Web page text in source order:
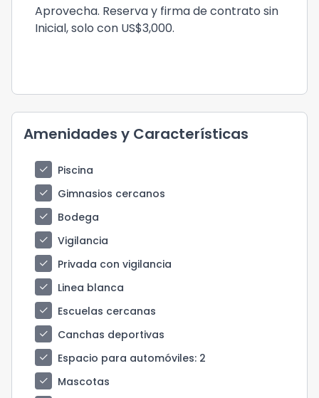
Aprovecha. Reserva y firma de contrato sin
Inicial, solo con US$3,000.
Amenidades y Características
check
Piscina
check
Gimnasios cercanos
check
Bodega
check
Vigilancia
check
Privada con vigilancia
check
Linea blanca
check
Escuelas cercanas
check
Canchas deportivas
check
Espacio para automóviles: 2
check
Mascotas